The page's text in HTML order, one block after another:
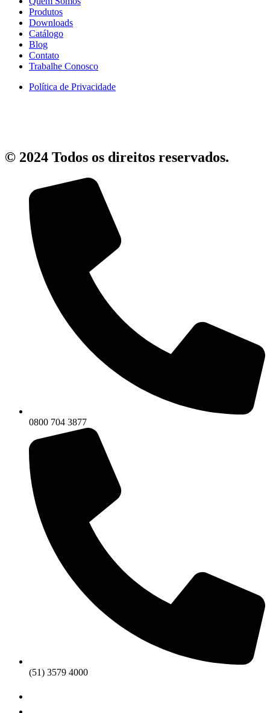
Produtos
Downloads
Catálogo
Blog
Contato
Trabalhe Conosco
Política de Privacidade
© 2024 Todos os direitos reservados.
0800 704 3877
(51) 3579 4000